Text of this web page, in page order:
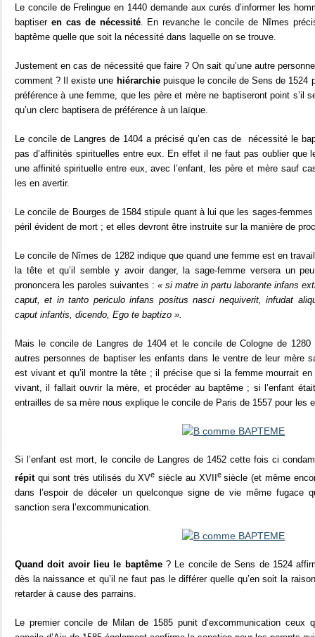
Le concile de Frelingue en 1440 demande aux curés d’informer les
baptiser en cas de nécessité. En revanche le concile de Nîmes
baptême quelle que soit la nécessité dans laquelle on se trouve.
Justement en cas de nécessité que faire ? On sait qu’une autre
comment ? Il existe une hiérarchiepuisque le concile de Sens de 1524
préférence à une femme, que les père et mère ne baptiseront point s’il
qu’un clerc baptisera de préférence à un laïque.
Le concile de Langres de 1404 a précisé qu’en cas de
nécessité le
pas d’affinités spirituelles entre eux. En effet il ne faut pas oublier que
une affinité spirituelle entre eux, avec l’enfant, les père et mère sauf
les en avertir.
Le concile de Bourges de 1584 stipule quant à lui que les sages-
péril évident de mort ; et elles devront être instruite sur la manière de
Le concile de Nîmes de 1282 indique que quand une femme est en
la tête et qu’il semble y avoir danger, la sage-femme versera un
prononcera les paroles suivantes : « si matre in partu laborante infans
caput, et in tanto periculo infans positus nasci nequiverit, infudat
caput infantis, dicendo, Ego te baptizo ».
Mais le concile de Langres de 1404 et le concile de Cologne de
autres personnes de baptiser les enfants dans le ventre de leur mère
est vivant et qu’il montre la tête ; il précise que si la femme mourrait en
vivant, il fallait ouvrir la mère, et procéder au baptême ; si l’enfant
entrailles de sa mère nous explique le concile de Paris de 1557 pour les
Si l’enfant est mort, le concile de Langres de 1452 cette fois ci
répitqui sont très utilisés du XVe siècle au XVIIe siècle (et même
dans l’espoir de déceler un quelconque signe de vie même fugace
sanction sera l’excommunication.
Quand doit avoir lieu le baptême ? Le concile de Sens de 1524
dès la naissance et qu’il ne faut pas le différer quelle qu’en soit la
retarder à cause des parrains.
Le premier concile de Milan de 1585 punit d’excommunication ceux